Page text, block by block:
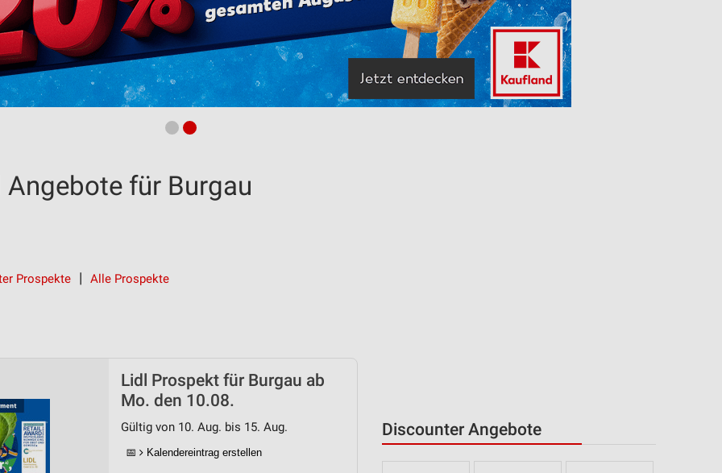
Discounter Angebote
für Burgau
Prospekte Alle Prospekte
Lidl Prospekt für Burgau ab
Mo. den 10.08.
Gültig von 10. Aug. bis 15. Aug.
📅 Kalendereintrag erstellen